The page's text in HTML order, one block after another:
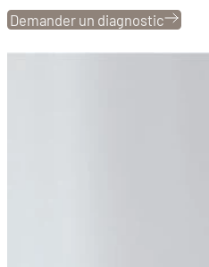
Demander un diagnostic